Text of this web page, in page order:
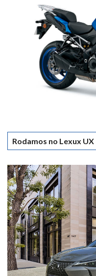
Rodamos no Lexux